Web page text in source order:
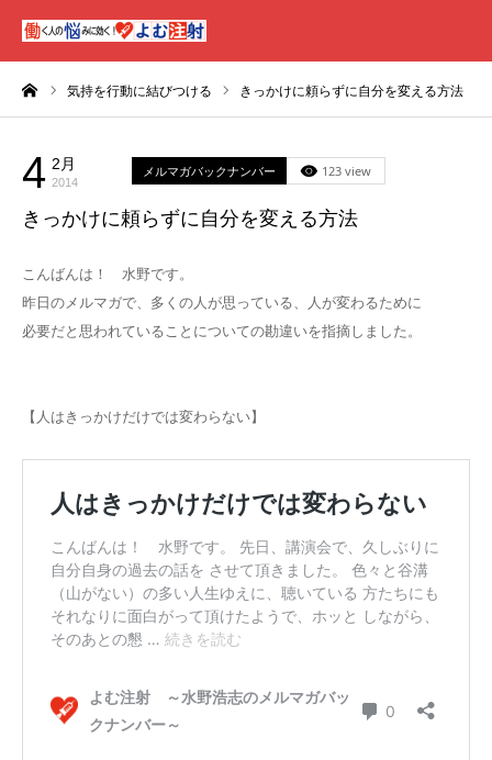
気持を行動に結びつける きっかけに頼らずに自分を変える方法
4 2月
2014
メルマガバックナンバー 123 view
きっかけに頼らずに自分を変える方法
こんばんは！ 水野です。
昨日のメルマガで、多くの人が思っている、人が変わるために
必要だと思われていることについての勘違いを指摘しました。
【人はきっかけだけでは変わらない】